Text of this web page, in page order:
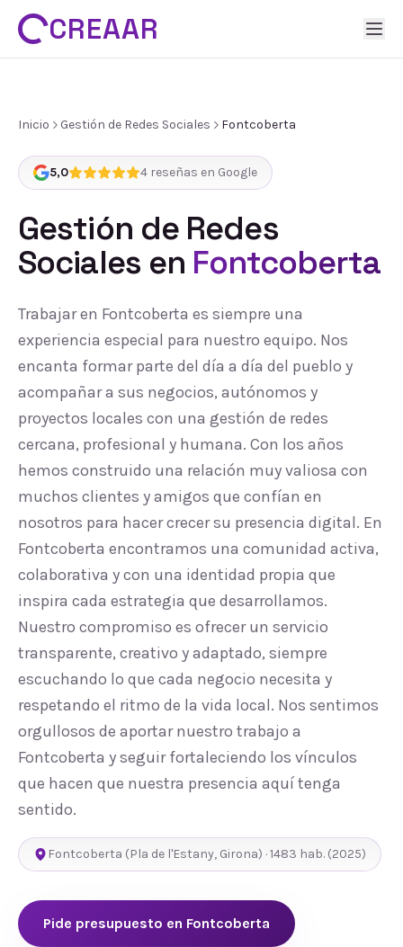
CREAAR
Inicio Gestión de Redes Sociales Fontcoberta
5,0 4 reseñas en Google
Gestión de Redes
Sociales en Fontcoberta
Trabajar en Fontcoberta es siempre una
experiencia especial para nuestro equipo. Nos
encanta formar parte del día a día del pueblo y
acompañar a sus negocios, autónomos y
proyectos locales con una gestión de redes
cercana, profesional y humana. Con los años
hemos construido una relación muy valiosa con
muchos clientes y amigos que confían en
nosotros para hacer crecer su presencia digital. En
Fontcoberta encontramos una comunidad activa,
colaborativa y con una identidad propia que
inspira cada estrategia que desarrollamos.
Nuestro compromiso es ofrecer un servicio
transparente, creativo y adaptado, siempre
escuchando lo que cada negocio necesita y
respetando el ritmo de la vida local. Nos sentimos
orgullosos de aportar nuestro trabajo a
Fontcoberta y seguir fortaleciendo los vínculos
que hacen que nuestra presencia aquí tenga
sentido.
Fontcoberta (Pla de l'Estany, Girona) ·1483 hab. (2025)
Pide presupuesto en Fontcoberta